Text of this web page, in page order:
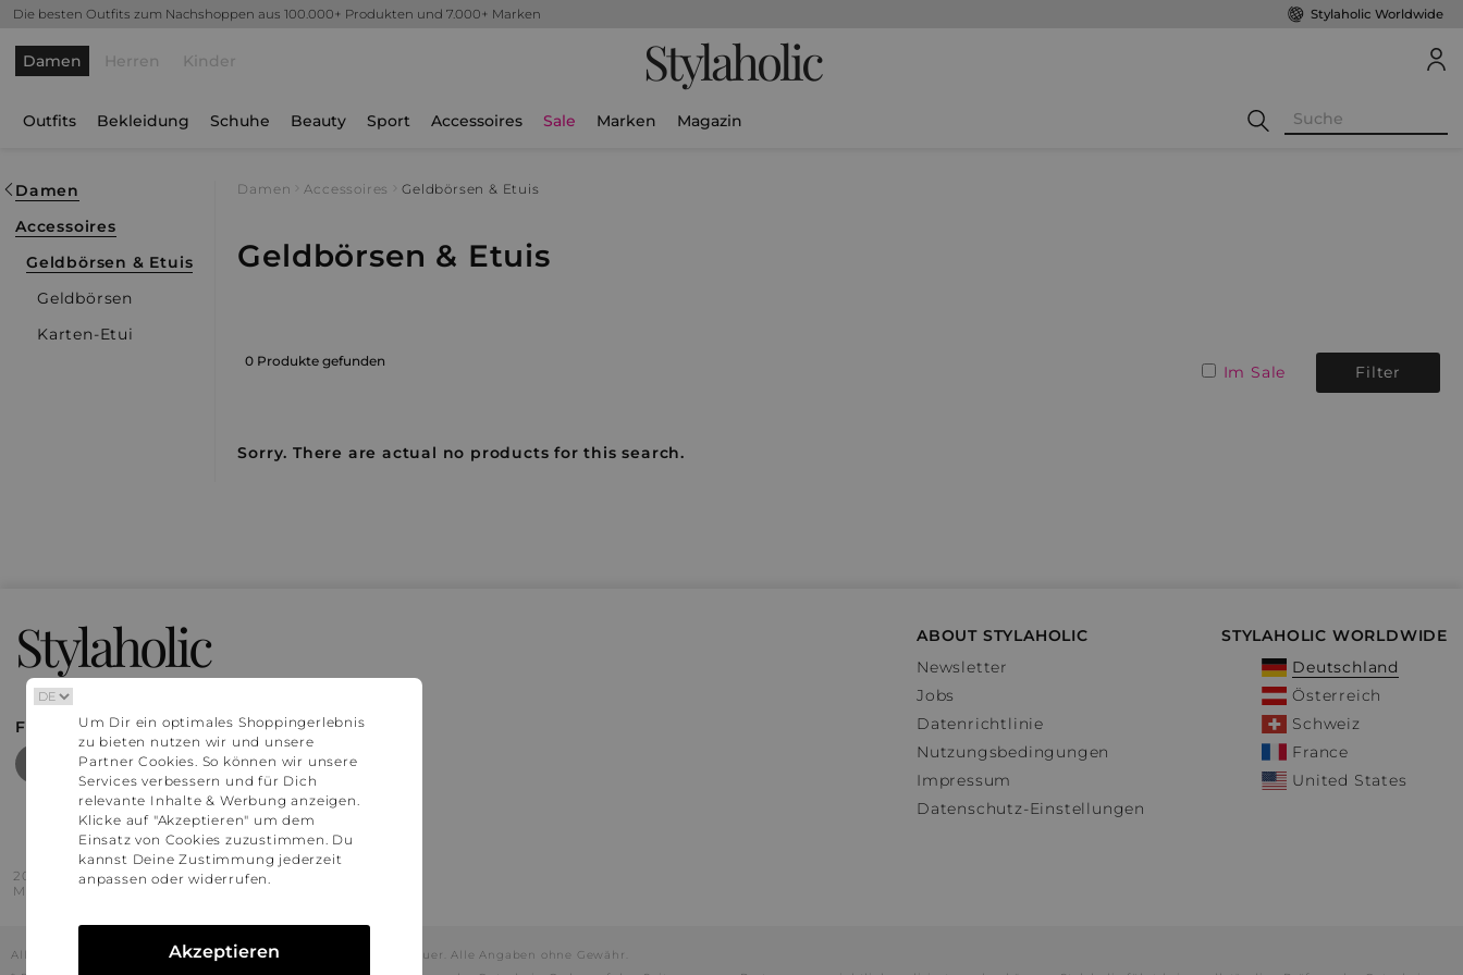
Die besten Outfits zum Nachshoppen aus 100.000+ Produkten und 7.000+ Marken Stylaholic Worldwide
Damen Herren Kinder Stylaholic
Outfits Bekleidung Schuhe Beauty Sport Accessoires Sale Marken Magazin
Damen
Accessoires
Geldbörsen & Etuis
Geldbörsen
Karten-Etui
Damen Accessoires Geldbörsen & Etuis
Geldbörsen & Etuis
0 Produkte gefunden
Im Sale Filter
Sorry. There are actual no products for this search.
Stylaholic
FIND MORE INSPIRATION
ABOUT STYLAHOLIC
Newsletter
Jobs
Datenrichtlinie
Nutzungsbedingungen
Impressum
Datenschutz-Einstellungen
STYLAHOLIC WORLDWIDE
Deutschland
Österreich
Schweiz
France
United States
2016 - 2026 © Stylaholic.
Made for you with love in munich.
Alle Preise inkl. der jeweils geltenden gesetzlichen Mehrwertsteuer. Alle Angaben ohne Gewähr.
Um Dir ein optimales Shoppingerlebnis
zu bieten nutzen wir und unsere
Partner Cookies. So können wir unsere
Services verbessern und für Dich
relevante Inhalte & Werbung anzeigen.
Klicke auf "Akzeptieren" um dem
Einsatz von Cookies zuzustimmen. Du
kannst Deine Zustimmung jederzeit
anpassen oder widerrufen.
Akzeptieren